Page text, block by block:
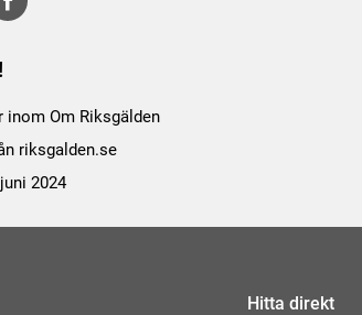
inom Om Riksgälden
riksgalden.se
2024
Hitta direkt